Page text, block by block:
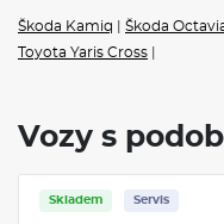
Škoda Kamiq Škoda
Toyota Yaris Cross
Vozy s
Skladem Servis